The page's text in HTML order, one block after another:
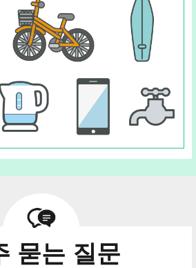
묻는 질문